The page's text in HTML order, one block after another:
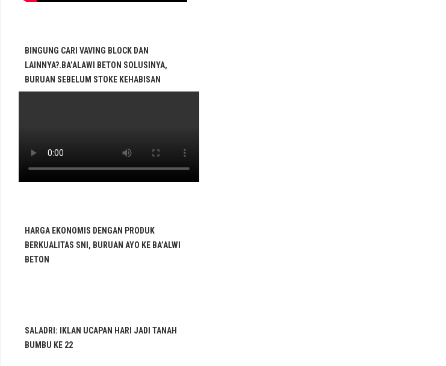
BINGUNG CARI VAVING BLOCK DAN
LAINNYA?.BA’ALAWI BETON SOLUSINYA,
BURUAN SEBELUM STOKE KEHABISAN
HARGA EKONOMIS DENGAN PRODUK
BERKUALITAS SNI, BURUAN AYO KE BA’ALWI
BETON
SALADRI: IKLAN UCAPAN HARI JADI TANAH
BUMBU KE 22